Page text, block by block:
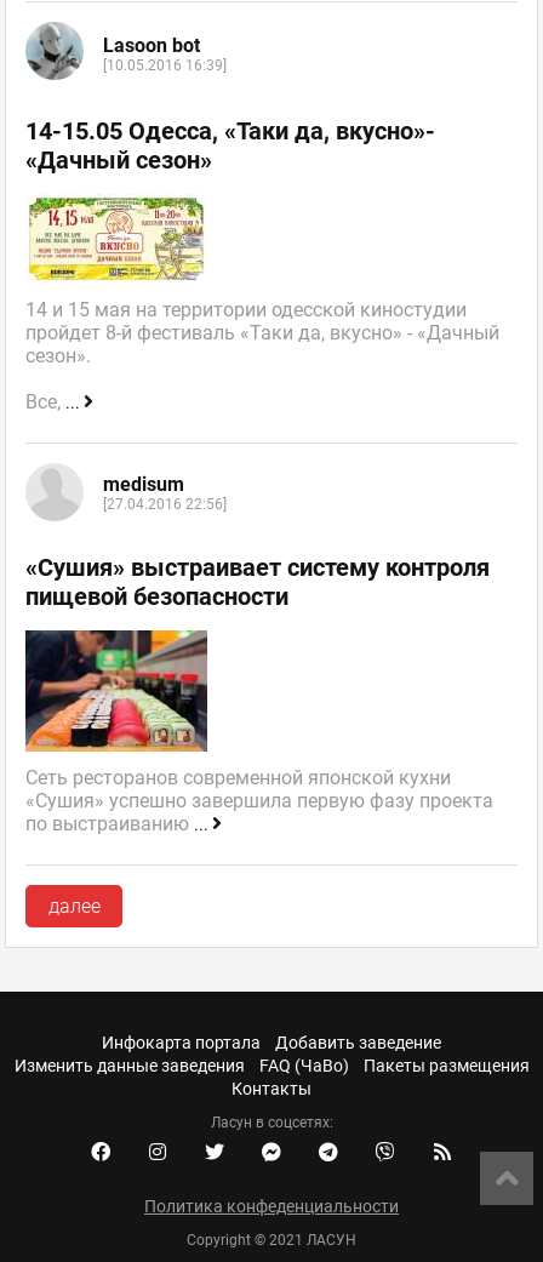
Lasoon bot
[10.05.2016 16:39]
14-15.05 Одесса, «Таки да, вкусно»-
«Дачный сезон»
14 и 15 мая на территории одесской киностудии
пройдет 8-й фестиваль «Таки да, вкусно» - «Дачный
сезон».
Все, ...
medisum
[27.04.2016 22:56]
«Сушия» выстраивает систему контроля
пищевой безопасности
Сеть ресторанов современной японской кухни
«Сушия» успешно завершила первую фазу проекта
по выстраиванию ...
далее
Инфокарта портала
Добавить заведение
Изменить данные заведения
FAQ (ЧаВо)
Пакеты размещения
Контакты
Ласун в соцсетях:
Политика конфеденциальности
Copyright © 2021 ЛАСУН